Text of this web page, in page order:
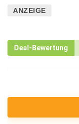
ANZEIGE
Deal-Bewertung